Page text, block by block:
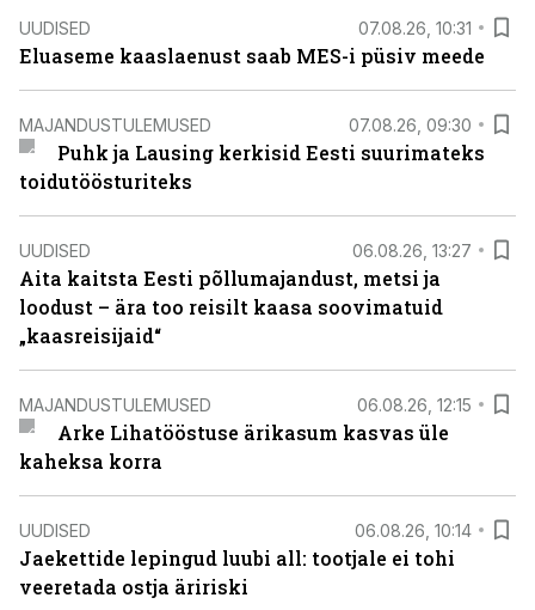
UUDISED 07.08.26, 10:31
Eluaseme kaaslaenust saab MES-i püsiv meede
MAJANDUSTULEMUSED 07.08.26, 09:30
Puhk ja Lausing kerkisid Eesti suurimateks
toidutöösturiteks
UUDISED 06.08.26, 13:27
Aita kaitsta Eesti põllumajandust, metsi ja
loodust – ära too reisilt kaasa soovimatuid
„kaasreisijaid“
MAJANDUSTULEMUSED 06.08.26, 12:15
Arke Lihatööstuse ärikasum kasvas üle
kaheksa korra
UUDISED 06.08.26, 10:14
Jaekettide lepingud luubi all: tootjale ei tohi
veeretada ostja äririski